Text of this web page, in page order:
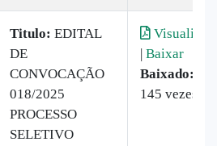
Titulo: EDITAL
DE
CONVOCAÇÃO
018/2025
PROCESSO
SELETIVO
Visualizar
| Baixar
Baixado:
145 vezes